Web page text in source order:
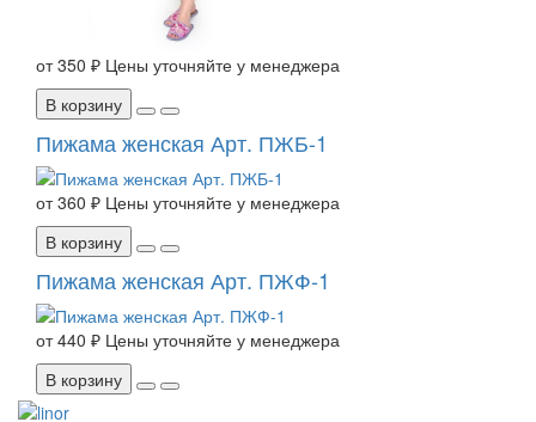
от 350 ₽ Цены уточняйте у менеджера
В корзину
Пижама женская Арт. ПЖБ-1
от 360 ₽ Цены уточняйте у менеджера
В корзину
Пижама женская Арт. ПЖФ-1
от 440 ₽ Цены уточняйте у менеджера
В корзину